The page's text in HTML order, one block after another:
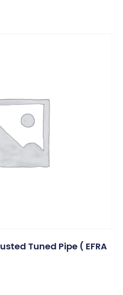
Tuned Pipe ( EFRA